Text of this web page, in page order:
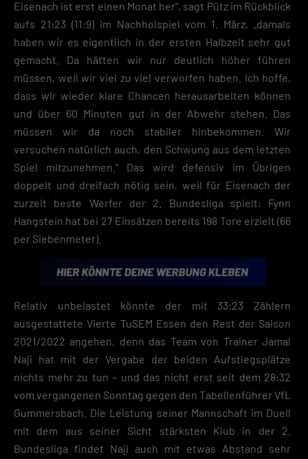
Eisenach ist erst einen Monat her“, sagt Pütz im Rückblick
aufs 21:23 (11:9) im Nachholspiel vom 1. März, „damals
haben wir es eigentlich in der ersten Halbzeit sehr gut
gemacht. Da hätten wir nur deutlich höher führen
müssen, weil wir viel zu viel verworfen haben. Ich hoffe,
dass wir wieder klare Chancen herausarbeiten können
und über 60 Minuten gut in der Abwehr stehen. Das
müssen wir da noch stabiler hinbekommen. Wir
versuchen natürlich auch, den Schwung aus dem letzten
Spiel mitzunehmen.“ Das wird defensiv im Übrigen
doppelt und dreifach nötig sein, weil für Eisenach der
zurzeit beste Werfer der 2. Bundesliga spielt: Fynn
Hangstein hat bei 27 Einsätzen bereits 198 Tore erzielt (66
per Siebenmeter).
Relativ unbelastet könnte der mit 33:23 Zählern
ausgestattete Vierte TuSEM Essen den Rest der Saison
2021/2022 angehen, denn das Team von Trainer Jamal
Naji hat mit der Vergabe der beiden Aufstiegsplätze
nichts mehr zu tun – und das nicht erst seit dem 28:32
vom vergangenen Sonntag gegen den Tabellenführer VfL
Gummersbach. Die Leistung seiner Mannschaft im Duell
mit dem aus seiner Sicht stärksten Klub in der 2.
Bundesliga findet Naji auch mit etwas Abstand sehr
Zustimmung zur Cookie-Verwendung unser Angebot nicht nutzen
Wenn du unter 16 Jahre alt bist und deine Zustimmung zu freiwilligen
Diensten geben möchtest, musst du deine Erziehungsberechtigten um
Erlaubnis bitten.
Hier finden Sie eine Übersicht über alle verwendeten Cookies. Sie
Ihre Einwilligung zu ganzen Kategorien geben oder sich weitere
Informationen anzeigen lassen und so nur bestimmte Cookies
auswählen.
Speichern
Zurück
Datenschutzeinstellungen
Essenziell (2)
Essenzielle Cookies ermöglichen grundlegende Funktionen und sind für die
einwandfreie Funktion der Website erforderlich.
Datenschutzerklärung